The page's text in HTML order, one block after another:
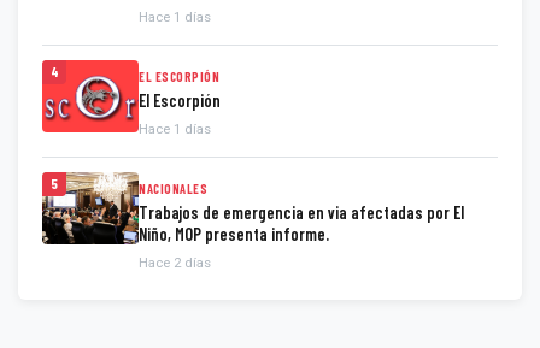
Hace 1 días
4 EL ESCORPIÓN
El Escorpión
Hace 1 días
5 NACIONALES
Trabajos de emergencia en via afectadas por El
Niño, MOP presenta informe.
Hace 2 días